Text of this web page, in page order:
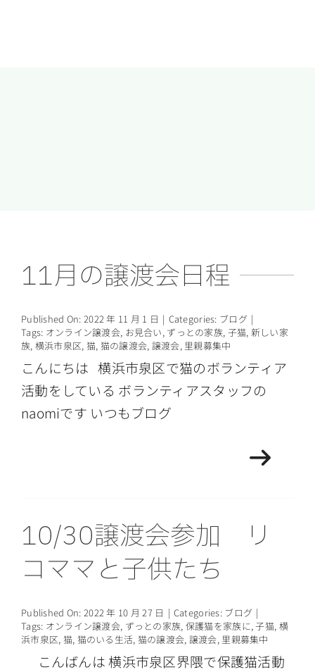
11月の譲渡会日程
Published On: 2022 年 11 月 1 日 | Categories: ブログ |
Tags: オンライン譲渡会, お見合い, ずっとの家族, 子猫, 新しい家
族, 横浜市泉区, 猫, 猫の譲渡会, 譲渡会, 里親募集中
こんにちは 横浜市泉区で猫のボランティア
活動をしている ボランティアスタッフの
naomiです いつもブログ
10/30譲渡会参加 リ
コママと子供たち
Published On: 2022 年 10 月 27 日 | Categories: ブログ |
Tags: オンライン譲渡会, ずっとの家族, 保護猫を家族に,子猫, 横
浜市泉区, 猫, 猫のいる生活, 猫の譲渡会, 譲渡会, 里親募集中
こんばんは 横浜市泉区界隈で保護猫活動